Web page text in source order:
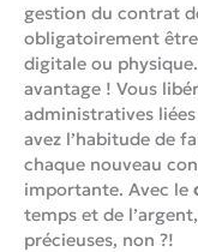
gestion du contrat
obligatoirement être
digitale ou
avantage ! Vous
administratives liées
avez l’habitude de
chaque nouveau
importante. Avec le
temps et de
précieuses, non ?!